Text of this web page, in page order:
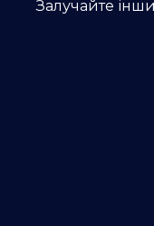
Залучайте